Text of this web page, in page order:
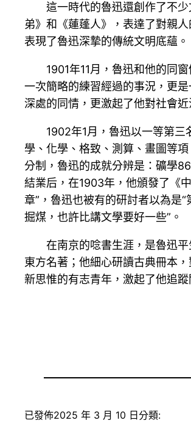
這一時代的魯迅還創作了不
弟》和《蓮蓬人》，表達了對親
表現了魯迅深摯的傳統文明底蘊。
1901年11月，魯迅和他的同
一次簡略的練習經過的事況，更
深處的同情，更激起了他對社會
1902年1月，魯迅以一等第
學、化學、格致、測算、畫圖等
分制，魯迅的成就分辨是：礦學
結業后，在1903年，他頒發了《
章”，魯迅也被有的研討者以為是
掘煤，也許比講文學要好一些”。
在南京的唸書生涯，是魯迅
東方名著；他細心研讀古典冊本
新思惟的有志青年，激起了他追
已發佈2025 年 3 月 10 日 分類: